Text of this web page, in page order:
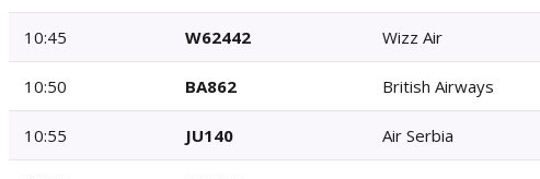
10:45 W62442 Wizz Air
10:50 BA862 British Airways
10:55 JU140 Air Serbia